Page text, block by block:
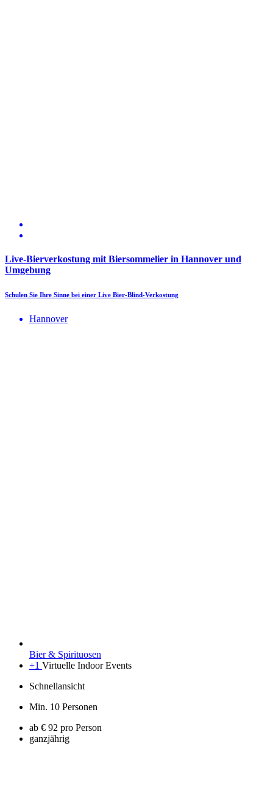
Live-Bierverkostung mit Biersommelier in Hannover und
Umgebung
Schulen Sie Ihre Sinne bei einer Live Bier-Blind-Verkostung
Hannover
Bier & Spirituosen
+1 Virtuelle Indoor Events
Schnellansicht
Min. 10 Personen
ab € 92 pro Person
ganzjährig